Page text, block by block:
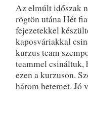
Az elmúlt időszak
rögtön utána Hét
fejezetekkel
kaposváriakkal
kurzus team
teammel csináltuk,
ezen a kurzuson.
három hetemet. Jó